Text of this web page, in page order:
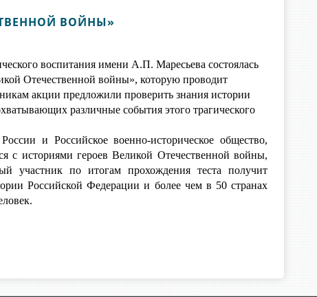
ВОЙНЫ»
воспитания имени А.П. Маресьева состоялась
Отечественной войны», которую проводит
акции предложили проверить знания истории
различные события этого трагического
и Российское военно-историческое общество,
с историями героев Великой Отечественной войны,
участник по итогам прохождения теста получит
Российской Федерации и более чем в 50 странах